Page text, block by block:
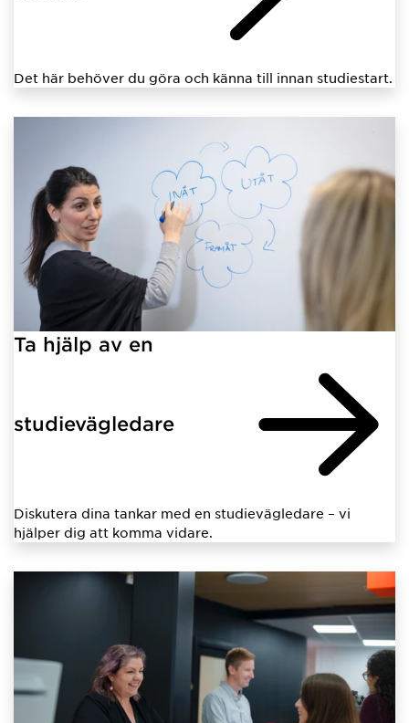
Det här behöver du göra och känna till innan studiestart.
Ta hjälp av en
studievägledare
Diskutera dina tankar med en studievägledare – vi
hjälper dig att komma vidare.